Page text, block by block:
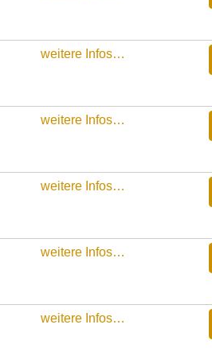
weitere Infos…
weitere Infos…
weitere Infos…
weitere Infos…
weitere Infos…